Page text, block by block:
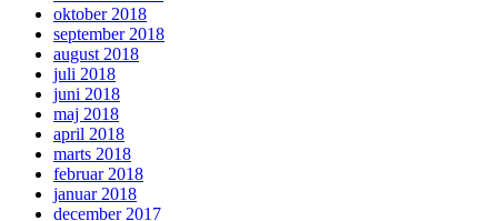
oktober 2018
september 2018
august 2018
juli 2018
juni 2018
maj 2018
april 2018
marts 2018
februar 2018
januar 2018
december 2017